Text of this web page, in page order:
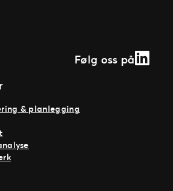
Følg oss på
& planlegging